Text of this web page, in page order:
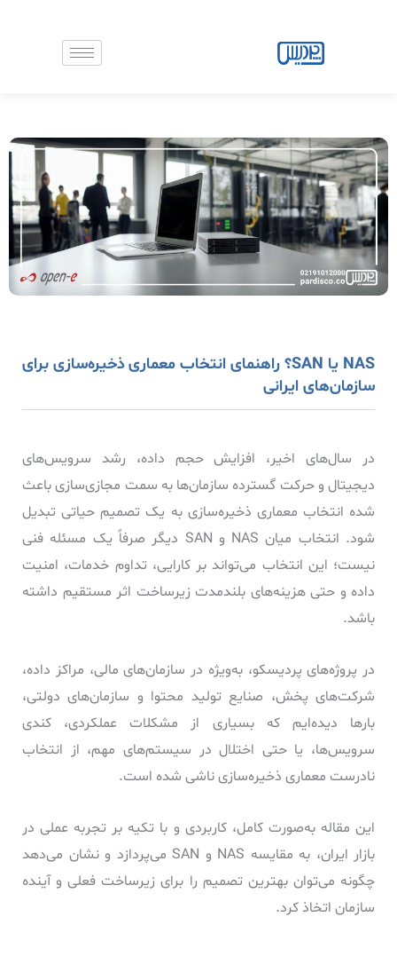
NAS یا SAN؟ راهنمای انتخاب معماری ذخیره‌سازی برای
سازمان‌های ایرانی
در سال‌های اخیر، افزایش حجم داده‌، رشد سرویس‌های
دیجیتال و حرکت گسترده سازمان‌ها به سمت مجازی‌سازی باعث
شده انتخاب معماری ذخیره‌سازی به یک تصمیم حیاتی تبدیل
شود. انتخاب میان NAS و SAN دیگر صرفاً یک مسئله فنی
نیست؛ این انتخاب می‌تواند بر کارایی، تداوم خدمات، امنیت
داده و حتی هزینه‌های بلندمدت زیرساخت اثر مستقیم داشته
باشد.
در پروژه‌های پردیسکو، به‌ویژه در سازمان‌های مالی، مراکز داده،
شرکت‌های پخش، صنایع تولید محتوا و سازمان‌های دولتی،
بارها دیده‌ایم که بسیاری از مشکلات عملکردی، کندی
سرویس‌ها، یا حتی اختلال در سیستم‌های مهم، از انتخاب
نادرست معماری ذخیره‌سازی ناشی شده است.
این مقاله به‌صورت کامل، کاربردی و با تکیه بر تجربه‌ عملی در
بازار ایران، به مقایسه NAS و SAN می‌پردازد و نشان می‌دهد
چگونه می‌توان بهترین تصمیم را برای زیرساخت فعلی و آینده
سازمان اتخاذ کرد.